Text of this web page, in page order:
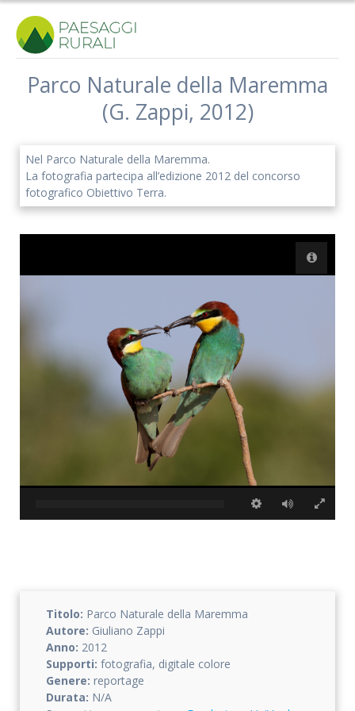
Iscriviti alla nostra newsletter
nostro progetto di ricerca.
Accetto che i miei dati personali vengano registrati da questa
applicazione secondo la vostra normativa sulla privacy
Salta
Parco Naturale della Maremma
(G. Zappi, 2012)
Nel Parco Naturale della Maremma.
La fotografia partecipa all’edizione 2012 del concorso
fotografico Obiettivo Terra.
Titolo: Parco Naturale della Maremma
Autore: Giuliano Zappi
Anno: 2012
Supporti: fotografia, digitale colore
Genere:reportage
Durata: N/A